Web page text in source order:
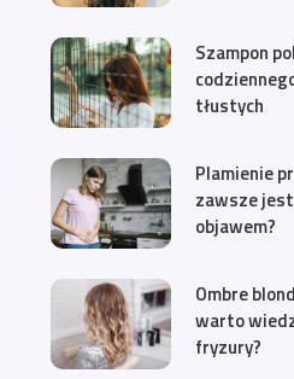
Szampon
tłustych
Plamienie
zawsze
objawem?
Ombre
warto
fryzury?